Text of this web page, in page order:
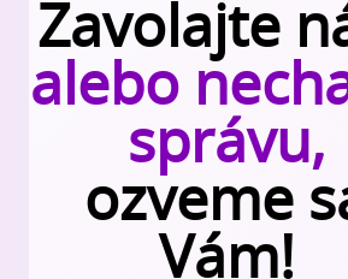
Zavolajte
alebo
správu,
ozveme
Vám!